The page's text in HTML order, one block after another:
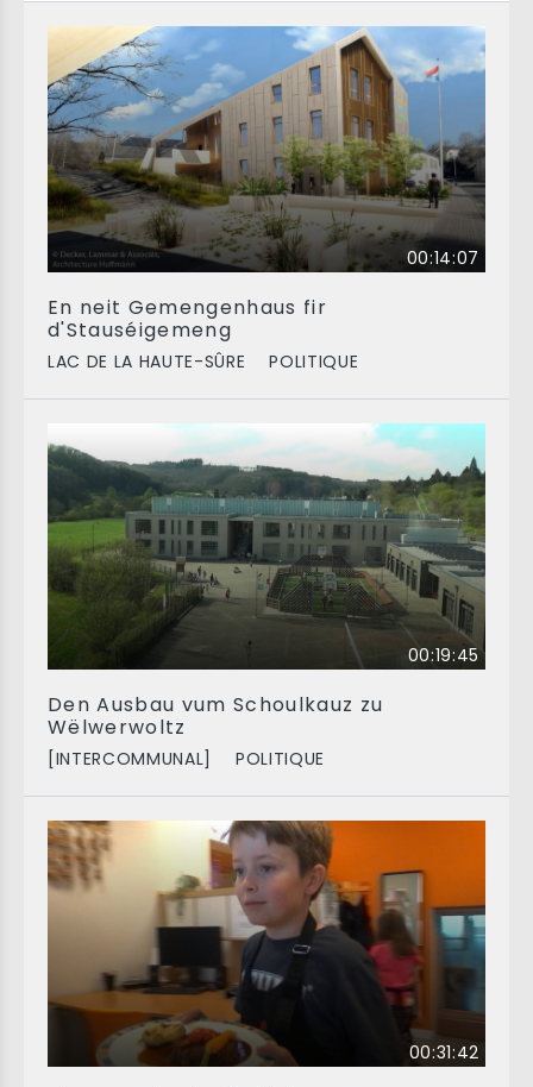
00:14:07
En neit Gemengenhaus fir
d'Stauséigemeng
LAC DE LA HAUTE-SÛRE POLITIQUE
00:19:45
Den Ausbau vum Schoulkauz zu
Wëlwerwoltz
[INTERCOMMUNAL] POLITIQUE
00:31:42